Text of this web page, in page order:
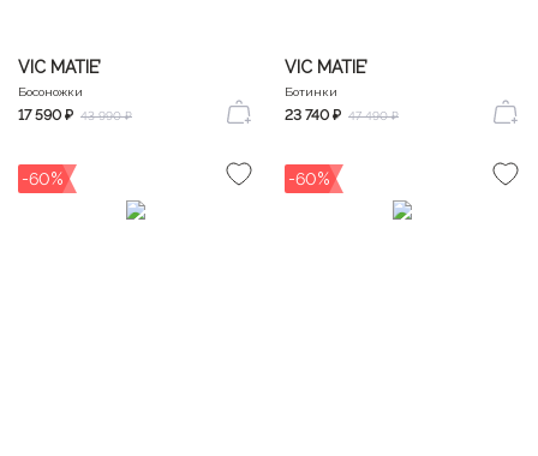
VIC MATIE’
Босоножки
17 590 ₽ 43 990 ₽
VIC MATIE’
Ботинки
23 740 ₽ 47 490 ₽
-60% -60%